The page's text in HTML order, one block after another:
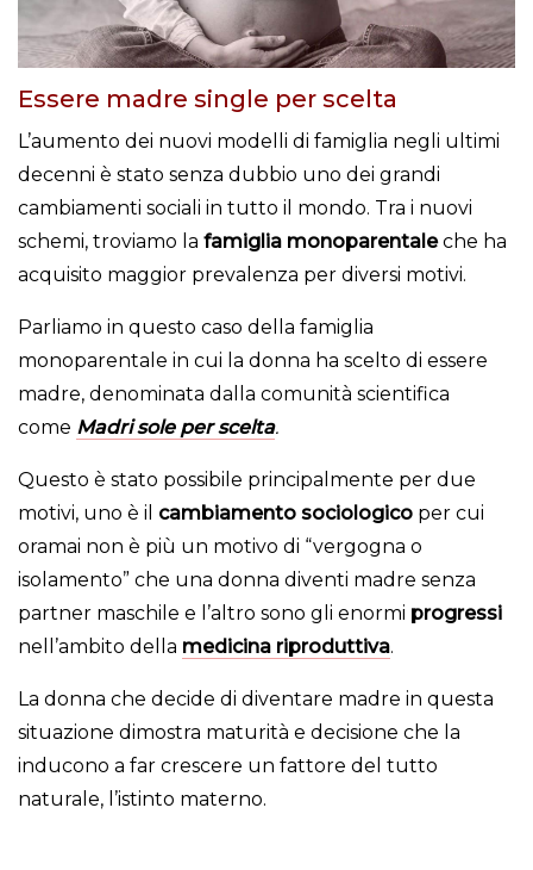
Essere madre single per scelta
L’aumento dei nuovi modelli di famiglia negli ultimi
decenni è stato senza dubbio uno dei grandi
cambiamenti sociali in tutto il mondo. Tra i nuovi
schemi, troviamo la famiglia monoparentaleche ha
acquisito maggior prevalenza per diversi motivi.
Parliamo in questo caso della famiglia
monoparentale in cui la donna ha scelto di essere
madre, denominata dalla comunità scientifica
come Madri sole per scelta.
Questo è stato possibile principalmente per due
motivi, uno è il cambiamento sociologico per cui
oramai non è più un motivo di “vergogna o
isolamento” che una donna diventi madre senza
partner maschile e l’altro sono gli enormi progressi
nell’ambito della medicina riproduttiva.
La donna che decide di diventare madre in questa
situazione dimostra maturità e decisione che la
inducono a far crescere un fattore del tutto
naturale, l’istinto materno.